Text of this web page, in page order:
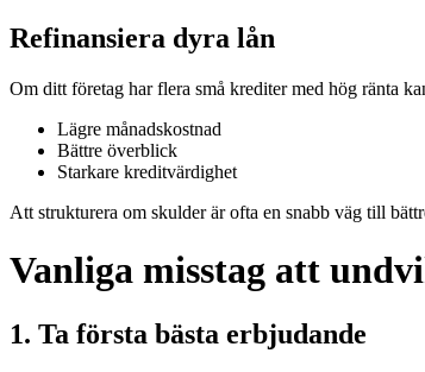
Refinansiera dyra lån
Om ditt företag har flera små krediter med hög ränta
Lägre månadskostnad
Bättre överblick
Starkare kreditvärdighet
Att strukturera om skulder är ofta en snabb väg till
Vanliga misstag att
1. Ta första bästa erbjudande